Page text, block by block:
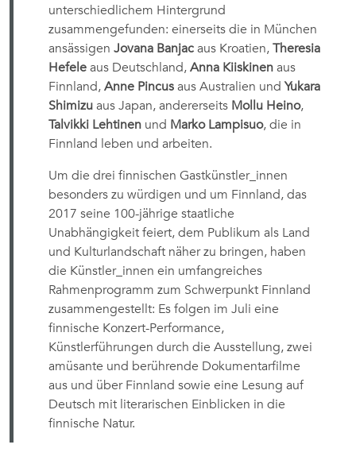
unterschiedlichem Hintergrund
zusammengefunden: einerseits die in München
ansässigen Jovana Banjac aus Kroatien, Theresia
Hefele aus Deutschland, Anna Kiiskinen aus
Finnland, Anne Pincus aus Australien undYukara
Shimizu aus Japan, andererseits Mollu Heino,
Talvikki Lehtinen und Marko Lampisuo, die in
Finnland leben und arbeiten.
Um die drei finnischen Gastkünstler_innen
besonders zu würdigen und um Finnland, das
2017 seine 100-jährige staatliche
Unabhängigkeit feiert, dem Publikum als Land
und Kulturlandschaft näher zu bringen, haben
die Künstler_innen ein umfangreiches
Rahmenprogramm zum Schwerpunkt Finnland
zusammengestellt: Es folgen im Juli eine
finnische Konzert-Performance,
Künstlerführungen durch die Ausstellung, zwei
amüsante und berührende Dokumentarfilme
aus und über Finnland sowie eine Lesung auf
Deutsch mit literarischen Einblicken in die
finnische Natur.